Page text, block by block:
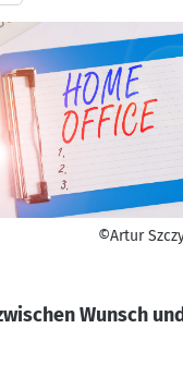
©Artur
Wunsch